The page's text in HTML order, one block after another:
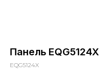
Панель EQG5124X
EQG5124X